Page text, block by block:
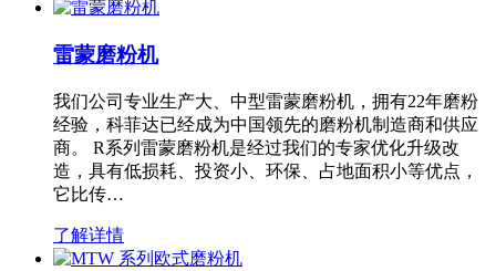
雷蒙磨粉机
我们公司专业生产大、中型雷蒙磨粉机，拥有22年磨粉
经验，科菲达已经成为中国领先的磨粉机制造商和供应
商。 R系列雷蒙磨粉机是经过我们的专家优化升级改
造，具有低损耗、投资小、环保、占地面积小等优点，
它比传…
了解详情